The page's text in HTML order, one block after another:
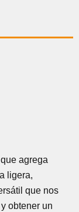
agrega
ligera,
que nos
obtener un